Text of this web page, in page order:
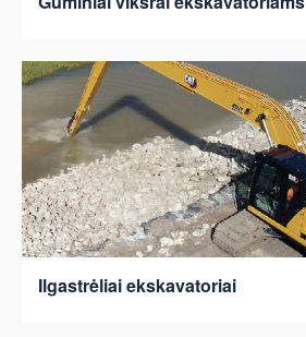
Ilgastrėliai ekskavatoriai